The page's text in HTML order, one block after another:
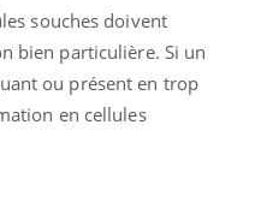
souches doivent
bien particulière. Si un
ou présent en trop
en cellules